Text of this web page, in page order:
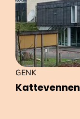
Kattevennen
GENK